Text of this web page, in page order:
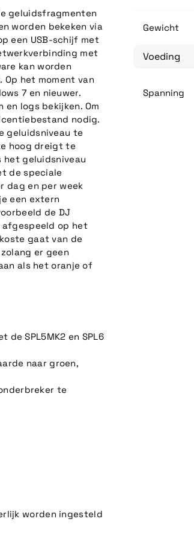
geluidsfragmenten
worden bekeken via
een USB-schijf met
met
kan worden
Op het moment van
7 en nieuwer.
logs bekijken. Om
nodig.
geluidsniveau te
hoog dreigt te
het geluidsniveau
de speciale
dag en per week
een extern
de DJ
afgespeeld op het
gaat van de
er geen
als het oranje of
SPL5MK2 en SPL6
naar groen,
te
worden ingesteld
Gewicht
Voeding
Spanning